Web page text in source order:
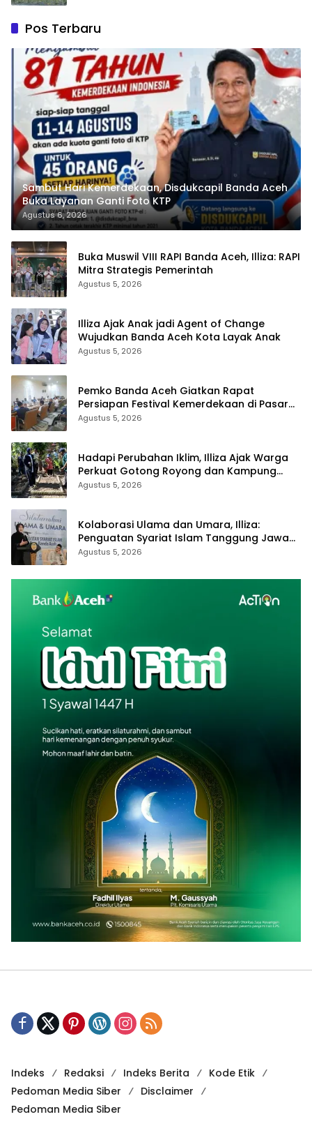
Pos Terbaru
Sambut Hari Kemerdekaan, Disdukcapil Banda Aceh
Buka Layanan Ganti Foto KTP
Agustus 6, 2026
Buka Muswil VIII RAPI Banda Aceh, Illiza: RAPI
Mitra Strategis Pemerintah
Agustus 5, 2026
Illiza Ajak Anak jadi Agent of Change
Wujudkan Banda Aceh Kota Layak Anak
Agustus 5, 2026
Pemko Banda Aceh Giatkan Rapat
Persiapan Festival Kemerdekaan di Pasar
Atjeh
Agustus 5, 2026
Hadapi Perubahan Iklim, Illiza Ajak Warga
Perkuat Gotong Royong dan Kampung
Proklim
Agustus 5, 2026
Kolaborasi Ulama dan Umara, Illiza:
Penguatan Syariat Islam Tanggung Jawab
Bersama
Agustus 5, 2026
Indeks Redaksi Indeks Berita
Kode Etik
Pedoman Media Siber
Disclaimer
Pedoman Media Siber